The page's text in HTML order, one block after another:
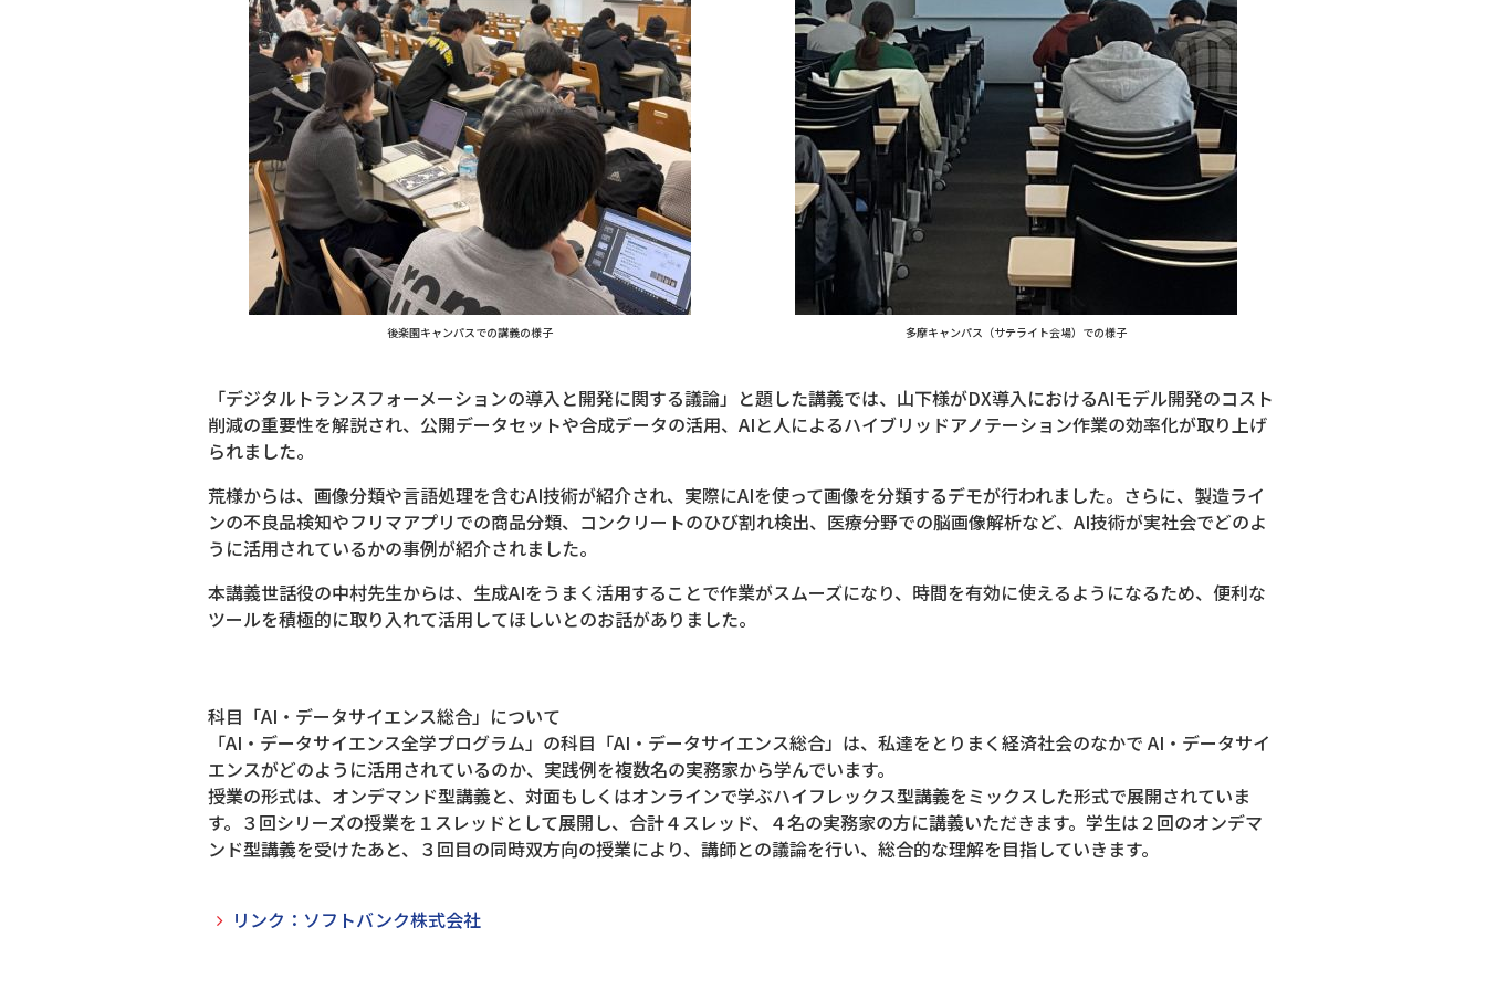
後楽園キャンパスでの講義の様子 多摩キャンパス（サテライト会場）での様子
「デジタルトランスフォーメーションの導入と開発に関する議論」と題した講義では、山下様がDX導入におけるAIモデル開発のコスト
削減の重要性を解説され、公開データセットや合成データの活用、AIと人によるハイブリッドアノテーション作業の効率化が取り上げ
られました。
荒様からは、画像分類や言語処理を含むAI技術が紹介され、実際にAIを使って画像を分類するデモが行われました。さらに、製造ライ
ンの不良品検知やフリマアプリでの商品分類、コンクリートのひび割れ検出、医療分野での脳画像解析など、AI技術が実社会でどのよ
うに活用されているかの事例が紹介されました。
本講義世話役の中村先生からは、生成AIをうまく活用することで作業がスムーズになり、時間を有効に使えるようになるため、便利な
ツールを積極的に取り入れて活用してほしいとのお話がありました。
科目「AI・データサイエンス総合」について
「AI・データサイエンス全学プログラム」の科目「AI・データサイエンス総合」は、私達をとりまく経済社会のなかで AI・データサイ
エンスがどのように活用されているのか、実践例を複数名の実務家から学んでいます。
授業の形式は、オンデマンド型講義と、対面もしくはオンラインで学ぶハイフレックス型講義をミックスした形式で展開されていま
す。３回シリーズの授業を１スレッドとして展開し、合計４スレッド、４名の実務家の方に講義いただきます。学生は２回のオンデマ
ンド型講義を受けたあと、３回目の同時双方向の授業により、講師との議論を行い、総合的な理解を目指していきます。
リンク：ソフトバンク株式会社